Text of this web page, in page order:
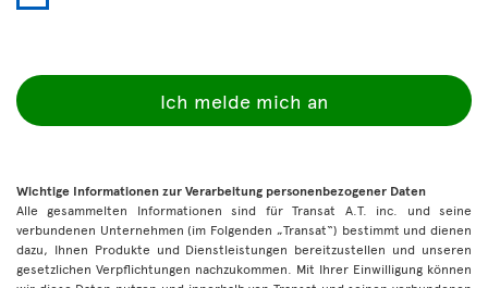
Ich melde mich an
Wichtige Informationen zur Verarbeitung personenbezogener Daten
Alle gesammelten Informationen sind für Transat A.T. inc. und seine
verbundenen Unternehmen (im Folgenden „Transat“) bestimmt und dienen
dazu, Ihnen Produkte und Dienstleistungen bereitzustellen und unseren
gesetzlichen Verpflichtungen nachzukommen. Mit Ihrer Einwilligung können